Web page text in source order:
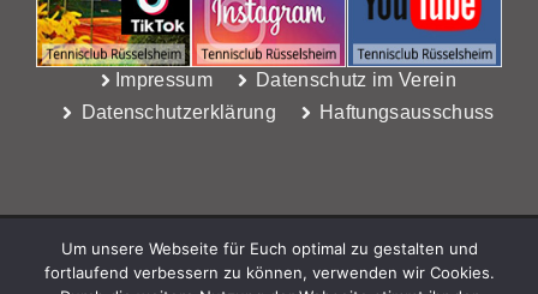
Impressum
Datenschutz im Verein
Datenschutzerklärung
Haftungsausschuss
Um unsere Webseite für Euch optimal zu gestalten und
fortlaufend verbessern zu können, verwenden wir Cookies.